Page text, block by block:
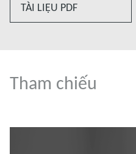
TÀI LIỆU PDF
Tham chiếu